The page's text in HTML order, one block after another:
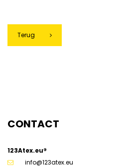
Terug
CONTACT
123Atex.eu®
info@123atex.eu